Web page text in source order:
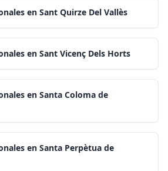
en Sant Quirze Del Vallès
en Sant Vicenç Dels Horts
en Santa Coloma de
en Santa Perpètua de